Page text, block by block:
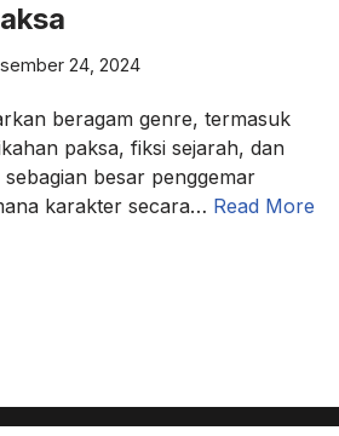
24, 2024
beragam genre, termasuk
paksa, fiksi sejarah, dan
besar penggemar
karakter secara… Read More